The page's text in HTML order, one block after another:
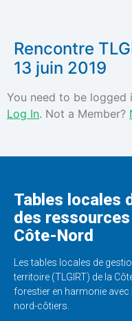
Rencontre
13 juin 2019
You need to be logged
Log In. Not a Member?
Tables locales
des
Côte-Nord
Les tables locales de
territoire (TLGIRT) de la
forestier en harmonie
nord-côtiers.